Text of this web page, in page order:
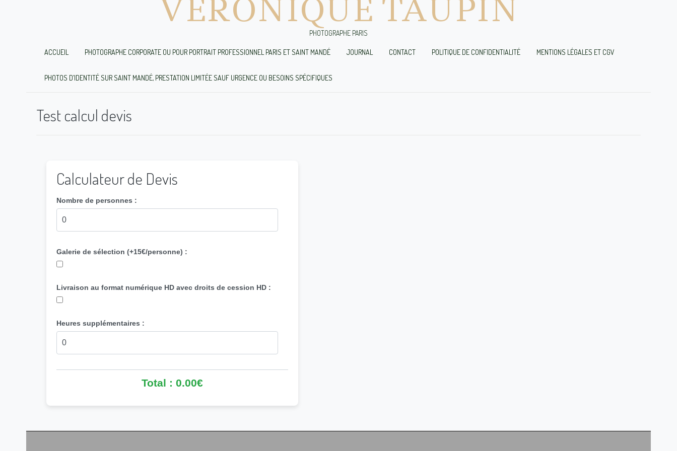
VÉRONIQUE TAUPIN
PHOTOGRAPHE PARIS
ACCUEIL PHOTOGRAPHE CORPORATE OU POUR PORTRAIT PROFESSIONNEL PARIS ET SAINT MANDÉ JOURNAL CONTACT POLITIQUE DE CONFIDENTIALITÉ MENTIONS LÉGALES ET CGV
PHOTOS D’IDENTITÉ SUR SAINT MANDÉ, PRESTATION LIMITÉE SAUF URGENCE OU BESOINS SPÉCIFIQUES
Test calcul devis
Calculateur de Devis
Nombre de personnes :
Galerie de sélection (+15€/personne) :
Livraison au format numérique HD avec droits de cession HD :
Heures supplémentaires :
Total : 0.00€